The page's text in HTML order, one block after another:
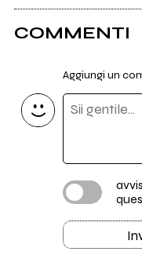
COMMENTI
Aggiungi un